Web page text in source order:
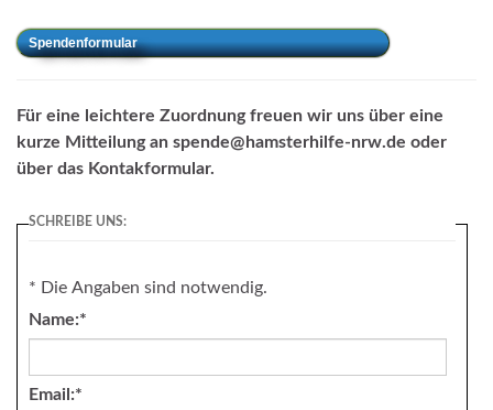
Spendenformular
Für eine leichtere Zuordnung freuen wir uns über eine
kurze Mitteilung an spende@hamsterhilfe-nrw.de oder
über das Kontakformular.
SCHREIBE UNS:
* Die Angaben sind notwendig.
Name:*
Email:*